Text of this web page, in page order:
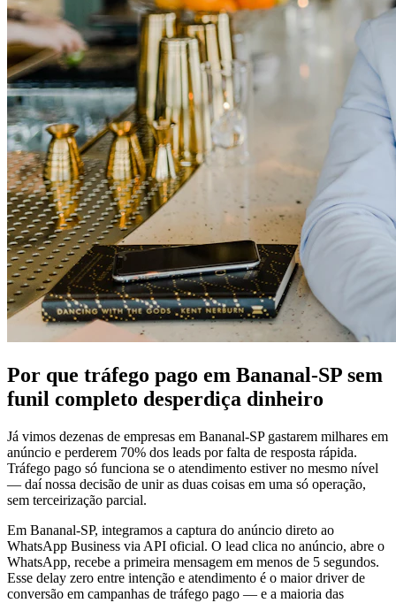
Por que tráfego pago em Bananal-SP sem
funil completo desperdiça dinheiro
Já vimos dezenas de empresas em Bananal-SP gastarem milhares em
anúncio e perderem 70% dos leads por falta de resposta rápida.
Tráfego pago só funciona se o atendimento estiver no mesmo nível
— daí nossa decisão de unir as duas coisas em uma só operação,
sem terceirização parcial.
Em Bananal-SP, integramos a captura do anúncio direto ao
WhatsApp Business via API oficial. O lead clica no anúncio, abre o
WhatsApp, recebe a primeira mensagem em menos de 5 segundos.
Esse delay zero entre intenção e atendimento é o maior driver de
conversão em campanhas de tráfego pago — e a maioria das